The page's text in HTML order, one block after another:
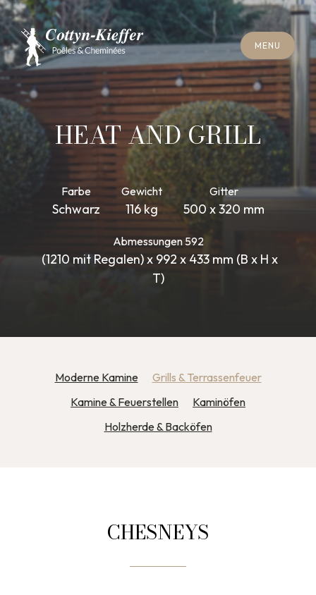
M EN U
MENU
TE IN SCHORNSTEINREINIGUNG
RMIN SCHORNSTEINREINIGUNG
S CHL
H E SS E N
HEAT AND GRILL
Farbe
Schwarz
Gewicht
116 kg
Gitter
500 x 320 mm
Abmessungen 592
(1210 mit Regalen) x 992 x 433 mm (B x H x
T)
Moderne Kamine
Grills & Terrassenfeuer
Kamine & Feuerstellen
Kaminöfen
Holzherde & Backöfen
CHESNEYS